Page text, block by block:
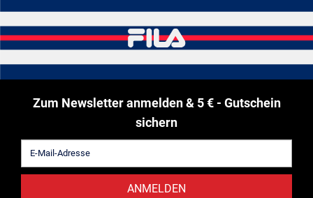
Zum Newsletter anmelden & 5 € - Gutschein
sichern
ANMELDEN